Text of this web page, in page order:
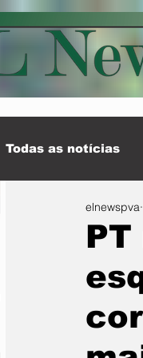
Todas as notícias
Esporte
PT
elnewspva